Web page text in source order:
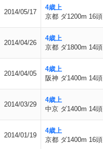
2014/05/17
4歳上
京都 ダ1200m 16頭
2014/04/26
4歳上
京都 ダ1800m 14頭
2014/04/05
4歳上
阪神 ダ1400m 14頭
2014/03/29
4歳上
中京 ダ1400m 14頭
2014/01/19
4歳上
京都 ダ1400m 16頭